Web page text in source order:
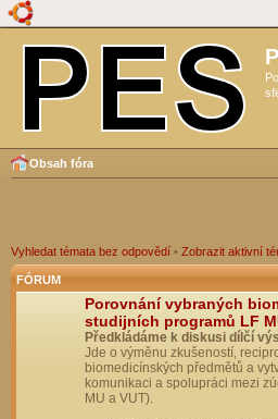
Obsah fóra
Vyhledat témata bez odpovědí • Zobrazit aktivní
FÓRUM
Porovnání vybraných
studijních programů LF
Předkládáme k diskusi dílčí
Jde o výměnu zkušeností,
biomedicínských předmětů a
komunikaci a spolupráci mezi
MU a VUT).